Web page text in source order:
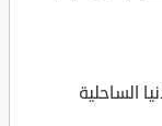
الساحلية